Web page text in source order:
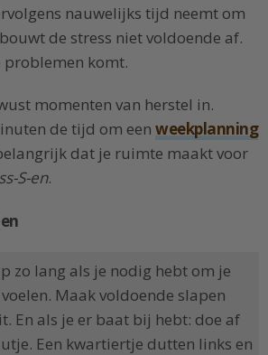
nauwelijks tijd neemt om
de stress niet voldoende af.
komt.
momenten van herstel in.
de tijd om een weekplanning
dat je ruimte maakt voor
S-en.
zo lang als je nodig hebt om je
Maak voldoende slapen
En als je er baat bij hebt: doe af
Een kwartiertje dutten links en